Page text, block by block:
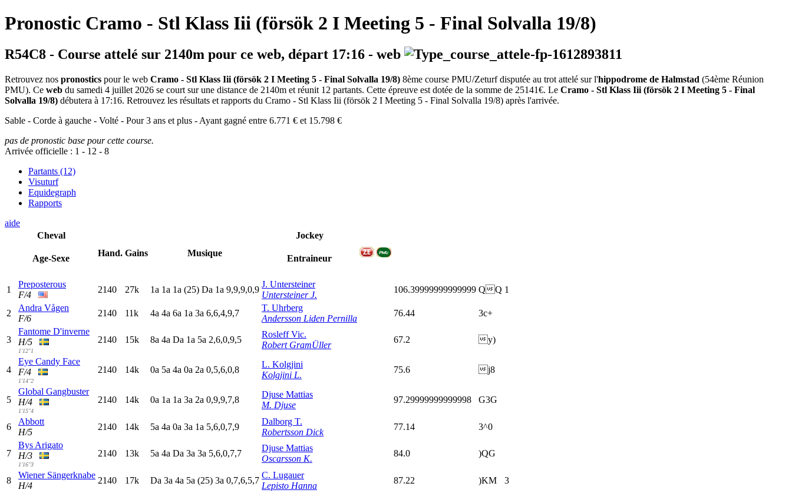
Pronostic Cramo - Stl Klass Iii (försök 2 I Meeting 5 - Final Solvalla 19/8)
R54C8 - Course attelé sur 2140m pour ce web, départ 17:16 - web
Retrouvez nos pronostics pour le web Cramo - Stl Klass Iii (försök 2 I Meeting 5 - Final Solvalla 19/8) 8ème course PMU/Zeturf disputée au trot attelé sur l'hippodrome de Halmstad (54ème Réunion
PMU). Ce web du samedi 4 juillet 2026 se court sur une distance de 2140m et réunit 12 partants. Cette épreuve est dotée de la somme de 25141€. Le Cramo - Stl Klass Iii (försök 2 I Meeting 5 - Final
Solvalla 19/8) débutera à 17:16. Retrouvez les résultats et rapports du Cramo - Stl Klass Iii (försök 2 I Meeting 5 - Final Solvalla 19/8) après l'arrivée.
Sable - Corde à gauche - Volté - Pour 3 ans et plus - Ayant gagné entre 6.771 € et 15.798 €
pas de pronostic base pour cette course.
Arrivée officielle : 1 - 12 - 8
Partants (12)
Visuturf
Equidegraph
Rapports
aide
Cheval
Age-Sexe
Hand. Gains Musique
Jockey
Entraineur
1
Preposterous
F/4
2140 27k 1a 1a 1a (25) Da 1a 9,9,9,0,9
J. Untersteiner
Untersteiner J.
106.39999999999999 QQ 1
2
Andra Vågen
F/6
2140 11k 4a 4a 6a 1a 3a 6,6,4,9,7
T. Uhrberg
Andersson Liden Pernilla
76.44 3c+
3
Fantome D'inverne
H/5
1'12"1
2140 15k 8a 4a Da 1a 5a 2,6,0,9,5
Rosleff Vic.
Robert GramÜller
67.2 y)
4
Eye Candy Face
F/4
1'14"2
2140 14k 0a 5a 4a 0a 2a 0,5,6,0,8
L. Kolgjini
Kolgjini L.
75.6 j8
5
Global Gangbuster
H/4
1'15"4
2140 14k 0a 1a 1a 3a 2a 0,9,9,7,8
Djuse Mattias
M. Djuse
97.29999999999998 G3G
6
Abbott
H/5
2140 14k 5a 4a 0a 3a 1a 5,6,0,7,9
Dalborg T.
Robertsson Dick
77.14 3^0
7
Bys Arigato
H/3
1'16"3
2140 13k 5a 4a Da 3a 3a 5,6,0,7,7
Djuse Mattias
Oscarsson K.
84.0 )QG
8
Wiener Sängerknabe
H/4
2140 17k Da 3a 4a 5a (25) 3a 0,7,6,5,7
C. Lugauer
Lepisto Hanna
87.22 )KM 3